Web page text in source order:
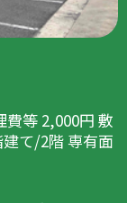
等 2,000円 敷
て/2階 専有面